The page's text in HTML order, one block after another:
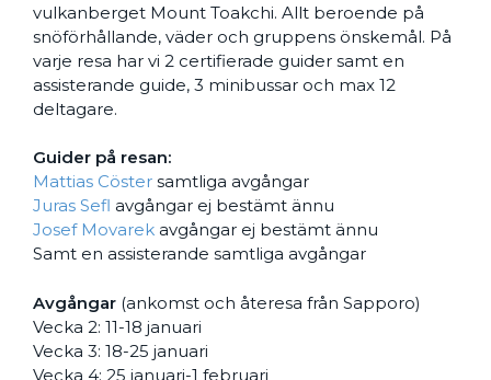
vulkanberget Mount Toakchi. Allt beroende på
snöförhållande, väder och gruppens önskemål. På
varje resa har vi 2 certifierade guider samt en
assisterande guide, 3 minibussar och max 12
deltagare.
Guider på resan:
Mattias Cöster samtliga avgångar
Juras Sefl avgångar ej bestämt ännu
Josef Movarek avgångar ej bestämt ännu
Samt en assisterande samtliga avgångar
Avgångar (ankomst och återesa från Sapporo)
Vecka 2: 11-18 januari
Vecka 3: 18-25 januari
Vecka 4: 25 januari-1 februari